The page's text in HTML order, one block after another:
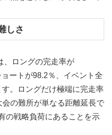
しさ
、ロングの完走率が
ートが98.2％、イベント全
。ロングだけ極端に完走率
の難所が単なる距離延長で
の戦略負荷にあることを示